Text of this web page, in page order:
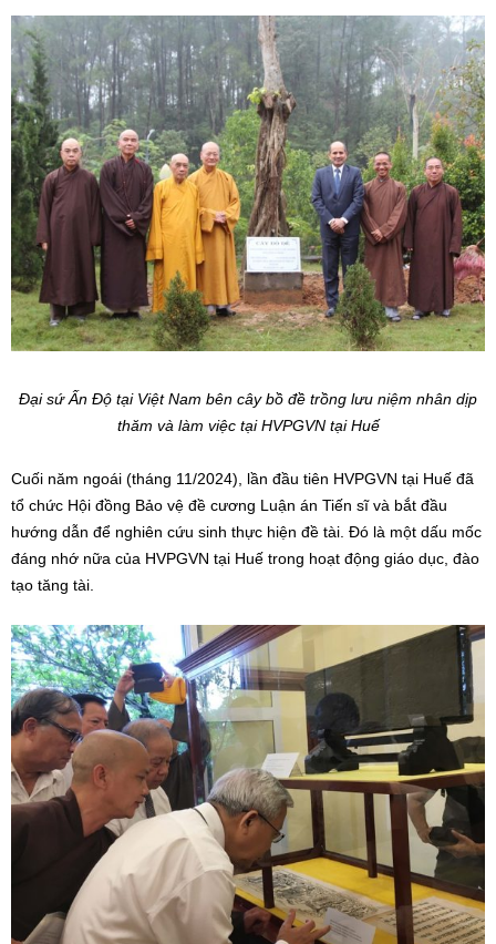
Đại sứ Ấn Độ tại Việt Nam bên cây bồ đề trồng lưu niệm nhân dịp
thăm và làm việc tại HVPGVN tại Huế
Cuối năm ngoái (tháng 11/2024), lần đầu tiên HVPGVN tại Huế đã
tổ chức Hội đồng Bảo vệ đề cương Luận án Tiến sĩ và bắt đầu
hướng dẫn để nghiên cứu sinh thực hiện đề tài. Đó là một dấu mốc
đáng nhớ nữa của HVPGVN tại Huế trong hoạt động giáo dục, đào
tạo tăng tài.